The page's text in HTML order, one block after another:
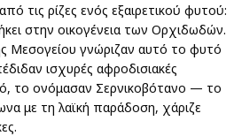
τις ρίζες ενός εξαιρετικού φυτού:
στην οικογένεια των Ορχιδωδών.
Μεσογείου γνώριζαν αυτό το φυτό
ισχυρές αφροδισιακές
το ονόμασαν Σερνικοβότανο — το
με τη λαϊκή παράδοση, χάριζε